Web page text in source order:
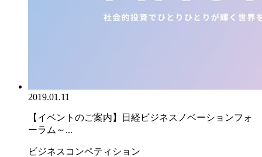
2019.01.11
【イベントのご案内】日経ビジネスノベーションフォ
ーラム～...
ビジネスコンペティション